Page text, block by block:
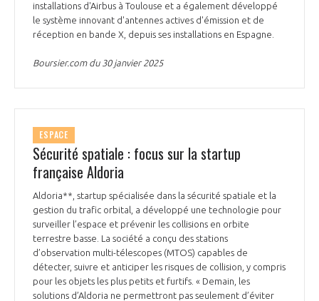
installations d'Airbus à Toulouse et a également développé
le système innovant d'antennes actives d'émission et de
réception en bande X, depuis ses installations en Espagne.
Boursier.com du 30 janvier 2025
ESPACE
Sécurité spatiale : focus sur la startup
française Aldoria
Aldoria**, startup spécialisée dans la sécurité spatiale et la
gestion du trafic orbital, a développé une technologie pour
surveiller l’espace et prévenir les collisions en orbite
terrestre basse. La société a conçu des stations
d’observation multi-télescopes (MTOS) capables de
détecter, suivre et anticiper les risques de collision, y compris
pour les objets les plus petits et furtifs. « Demain, les
solutions d’Aldoria ne permettront pas seulement d’éviter